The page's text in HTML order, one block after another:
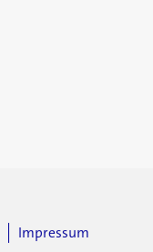
Impressum